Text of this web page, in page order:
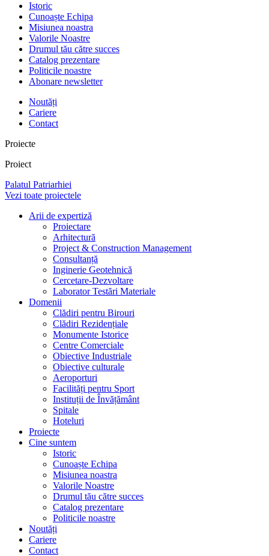
Istoric
Cunoaște Echipa
Misiunea noastra
Valorile Noastre
Drumul tău către succes
Catalog prezentare
Politicile noastre
Abonare newsletter
Noutăți
Cariere
Contact
Proiecte
Proiect
Palatul Patriarhiei
Vezi toate proiectele
Arii de expertiză
Proiectare
Arhitectură
Project & Construction Management
Consultanță
Inginerie Geotehnică
Cercetare-Dezvoltare
Laborator Testări Materiale
Domenii
Clădiri pentru Birouri
Clădiri Rezidențiale
Monumente Istorice
Centre Comerciale
Obiective Industriale
Obiective culturale
Aeroporturi
Facilități pentru Sport
Instituții de Învățământ
Spitale
Hoteluri
Proiecte
Cine suntem
Istoric
Cunoaște Echipa
Misiunea noastra
Valorile Noastre
Drumul tău către succes
Catalog prezentare
Politicile noastre
Noutăți
Cariere
Contact